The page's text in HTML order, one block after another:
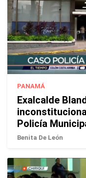
PANAMÁ
Exalcalde
Policía
Benita De León